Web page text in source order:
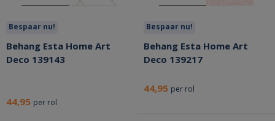
Bespaar nu!
Behang Esta Home Art
Deco 139143
44,95 per rol
Bespaar nu!
Behang Esta Home Art
Deco 139217
44,95 per rol